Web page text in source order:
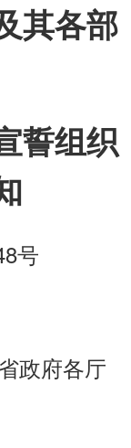
其各部
誓组织
号
政府各厅